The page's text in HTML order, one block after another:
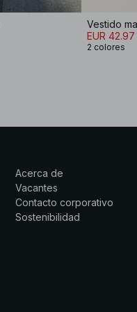
EUR 42.97
2 colores
Acerca de
Vacantes
Contacto corporativo
Sostenibilidad